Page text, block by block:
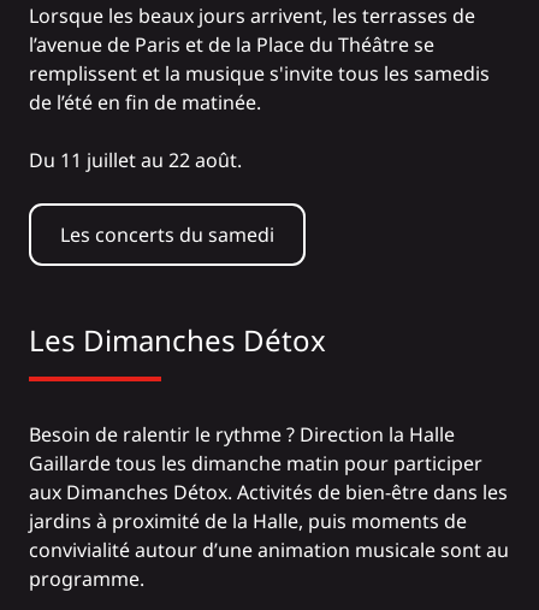
Lorsque les beaux jours arrivent, les terrasses de
l’avenue de Paris et de la Place du Théâtre se
remplissent et la musique s'invite tous les samedis
de l’été en fin de matinée.
Du 11 juillet au 22 août.
Les concerts du samedi
Les Dimanches Détox
Besoin de ralentir le rythme ? Direction la Halle
Gaillardetous les dimanche matin pour participer
aux Dimanches Détox. Activités de bien-être dans les
jardins à proximité de la Halle, puis moments de
convivialité autour d’une animation musicale sont au
programme.